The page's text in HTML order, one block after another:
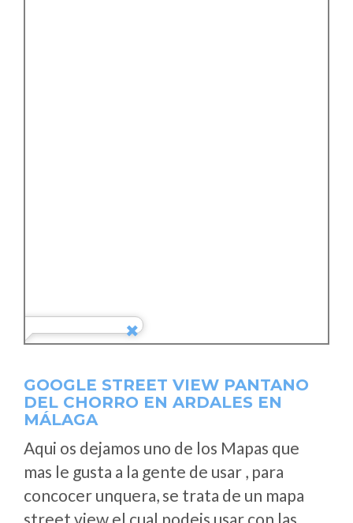
GOOGLE STREET VIEW PANTANO
DEL CHORRO EN ARDALES EN
MÁLAGA
Aqui os dejamos uno de los Mapas que
mas le gusta a la gente de usar , para
concocer unquera, se trata de un mapa
street view el cual podeis usar con las